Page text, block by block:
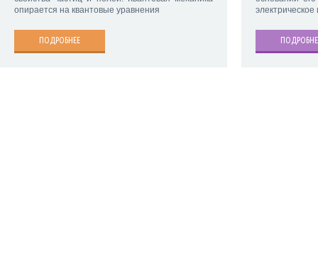
опирается на квантовые уравнения
ПОДРОБНЕЕ